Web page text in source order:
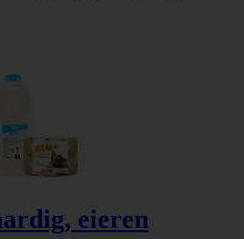
eieren